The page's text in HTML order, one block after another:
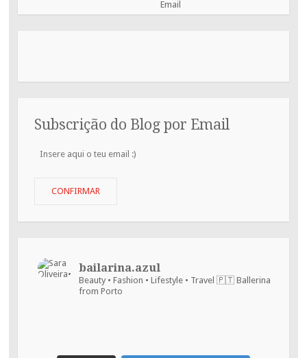
Subscrição do Blog por Email
Insere
CONFIRMAR
bailarina.azul
Beauty • Fashion • Lifestyle • Travel 🇵🇹 Ballerina
from Porto